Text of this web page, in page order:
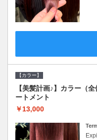
【カラー】
【美髪計画♪】カラー（
ートメント
￥13,000